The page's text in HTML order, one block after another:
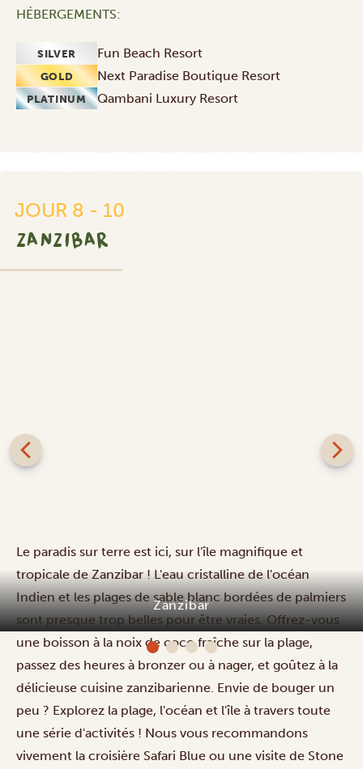
HÉBERGEMENTS:
SILVER Fun Beach Resort
GOLD Next Paradise Boutique Resort
PLATINUM Qambani Luxury Resort
JOUR 8 - 10
ZANZIBAR
Zanzibar
Le paradis sur terre est ici, sur l'île magnifique et
tropicale de Zanzibar ! L'eau cristalline de l'océan
Indien et les plages de sable blanc bordées de palmiers
sont presque trop belles pour être vraies. Offrez-vous
une boisson à la noix de coco fraîche sur la plage,
passez des heures à bronzer ou à nager, et goûtez à la
délicieuse cuisine zanzibarienne. Envie de bouger un
peu ? Explorez la plage, l'océan et l'île à travers toute
une série d'activités ! Nous vous recommandons
vivement la croisière Safari Blue ou une visite de Stone